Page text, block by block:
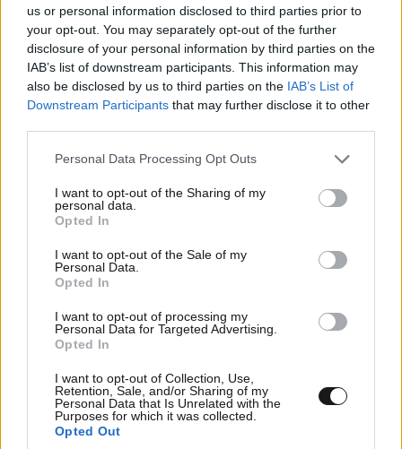
us or personal information disclosed to third parties prior to
your opt-out. You may separately opt-out of the further
disclosure of your personal information by third parties on the
IAB’s list of downstream participants. This information may
also be disclosed by us to third parties on the IAB’s List of
Downstream Participants that may further disclose it to other
Please note that this website/app uses one or more Google
not limited to your visit or usage behaviour. You may click to
grant or deny consent to Google and its third-party tags to
use your data for below specified purposes in below Google
consent section.
Personal Data Processing Opt Outs
I want to opt-out of the Sharing of my
personal data.
Opted In
I want to opt-out of the Sale of my
Personal Data.
Opted In
I want to opt-out of processing my
Personal Data for Targeted Advertising.
Opted In
I want to opt-out of Collection, Use,
Retention, Sale, and/or Sharing of my
Personal Data that Is Unrelated with the
Purposes for which it was collected.
Opted Out
ΠΡΟΛΗΨΗ & ΘΕΡΑΠΕΙΑ
Το μυαλό μπορεί να γυμναστεί, όπως ακριβώς
και οι μύες – Νευρολόγος εξηγεί πώς να
ενισχύσετε την υγεία του εγκεφάλου
ΟΙΚΟΝΟΜΙΑ3 ω. πριν
Οι μεταφορές χρημάτων μέσω IRIS στο
μικροσκόπιο της ΑΑΔΕ – Γιατί είναι σημαντική η